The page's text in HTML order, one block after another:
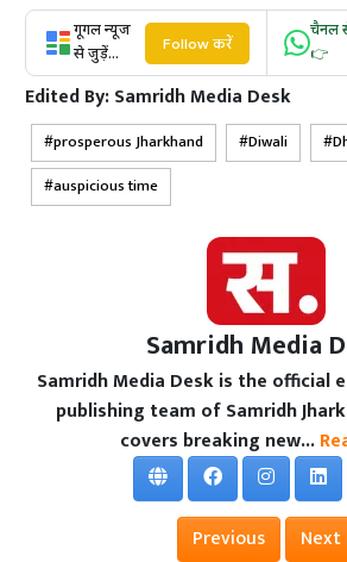
गूगल न्यूज
से जुड़ें...
Follow करें
चैनल
👉
Edited By:Samridh Media Desk
prosperous Jharkhand Diwali
auspicious time
Samridh Media
Samridh Media Desk is the official
publishing team of Samridh
covers breaking new...
Previous Next